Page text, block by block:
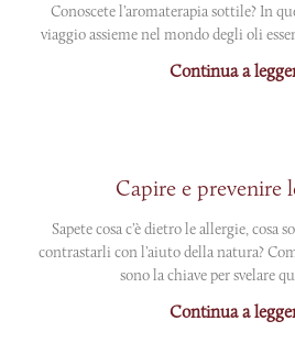
Conoscete l’aromaterapia sottile? In
viaggio assieme nel mondo degli oli
Continua a
Capire e prevenire
Sapete cosa c’è dietro le allergie, cosa
contrastarli con l’aiuto della natura?
sono la chiave per svelare
Continua a